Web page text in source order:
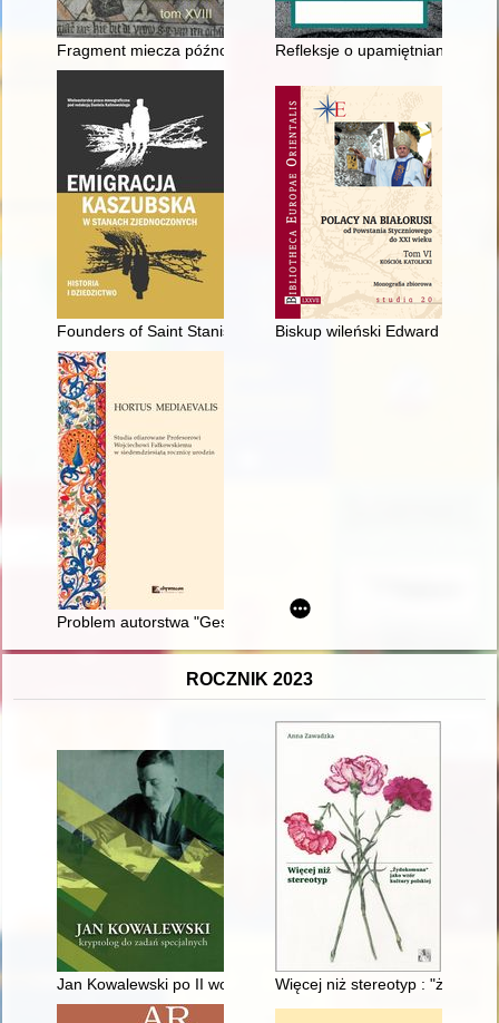
Fragment miecza późnośredniowiecznego znaleziony w
Refleksje o upamiętnianiu i
Founders of Saint Stanislaus Kostka Parish in Winona,
Biskup wileński Edward von
Problem autorstwa "Gesta Francorum et aliorum
ROCZNIK 2023
Jan Kowalewski po II wojnie światowej : "East Europe and
Więcej niż stereotyp :